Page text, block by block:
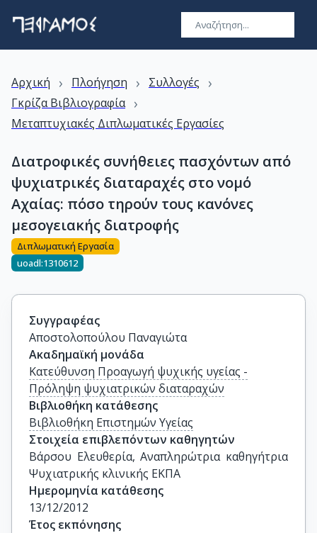
Αρχική › Πλοήγηση › Συλλογές ›
Γκρίζα Βιβλιογραφία ›
Μεταπτυχιακές Διπλωματικές Εργασίες
Διατροφικές συνήθειες πασχόντων από
ψυχιατρικές διαταραχές στο νομό
Αχαίας: πόσο τηρούν τους κανόνες
μεσογειακής διατροφής
Διπλωματική Εργασία
uoadl:1310612
Συγγραφέας
Αποστολοπούλου Παναγιώτα
Ακαδημαϊκή μονάδα
Κατεύθυνση Προαγωγή ψυχικής υγείας -
Πρόληψη ψυχιατρικών διαταραχών
Βιβλιοθήκη κατάθεσης
Βιβλιοθήκη Επιστημών Υγείας
Στοιχεία επιβλεπόντων καθηγητών
Βάρσου Ελευθερία, Αναπληρώτρια καθηγήτρια
Ψυχιατρικής κλινικής ΕΚΠΑ
Ημερομηνία κατάθεσης
13/12/2012
Έτος εκπόνησης